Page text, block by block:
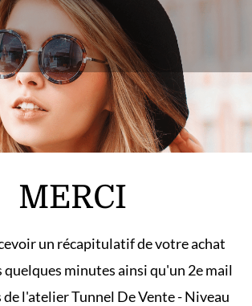
MERCI
un récapitulatif de votre achat
quelques minutes ainsi qu'un 2e mail
de l'atelier Tunnel De Vente - Niveau